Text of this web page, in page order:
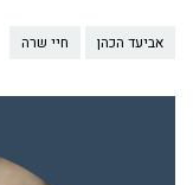
אביעד הכהן חיי שרה